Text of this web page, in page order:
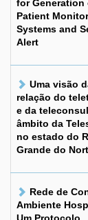
for Generation
Patient
Systems and
Alert
Uma visão
relação do
e da
âmbito da
no estado do
Grande do
Rede de
Ambiente